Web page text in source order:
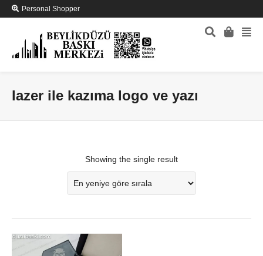
Personal Shopper
lazer ile kazıma logo ve yazı
Showing the single result